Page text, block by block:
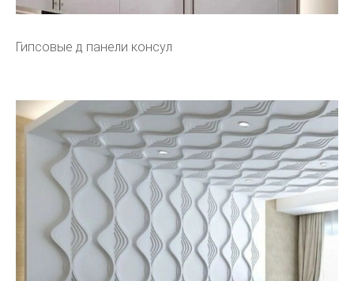
Гипсовые д панели консул